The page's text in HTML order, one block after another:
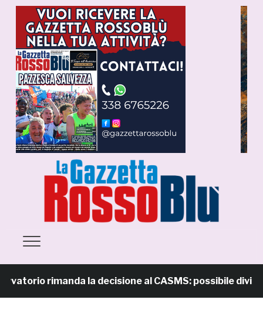
rimanda la decisione al CASMS: possibile divieto